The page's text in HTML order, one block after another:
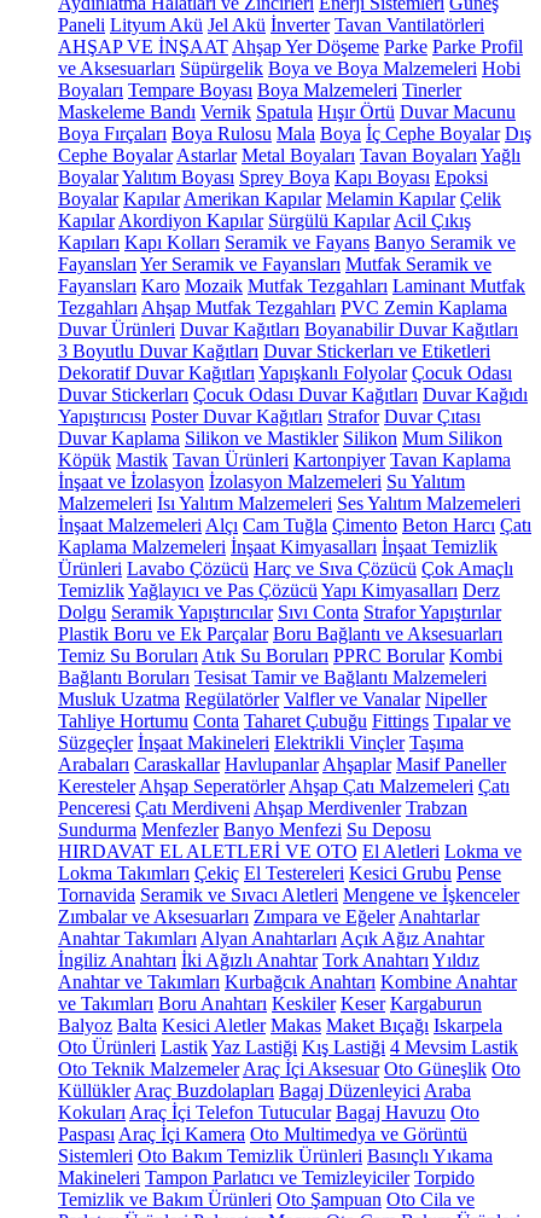
Paneli Lityum Akü Jel Akü İnverter Tavan Vantilatörleri
AHŞAP VE İNŞAAT Ahşap Yer Döşeme Parke Parke Profil
ve Aksesuarları Süpürgelik Boya ve Boya Malzemeleri Hobi
Boyaları Tempare Boyası Boya Malzemeleri Tinerler
Maskeleme Bandı Vernik Spatula Hışır Örtü Duvar Macunu
Boya Fırçaları Boya Rulosu Mala Boya İç Cephe Boyalar Dış
Cephe Boyalar Astarlar Metal Boyaları Tavan Boyaları Yağlı
BoyalarYalıtım Boyası Sprey Boya Kapı Boyası Epoksi
Boyalar Kapılar Amerikan Kapılar Melamin Kapılar Çelik
Kapılar Akordiyon Kapılar Sürgülü Kapılar Acil Çıkış
Kapıları Kapı Kolları Seramik ve Fayans Banyo Seramik ve
Fayansları Yer Seramik ve Fayansları Mutfak Seramik ve
Fayansları Karo Mozaik Mutfak Tezgahları Laminant Mutfak
Tezgahları Ahşap Mutfak Tezgahları PVC Zemin Kaplama
Duvar Ürünleri Duvar Kağıtları Boyanabilir Duvar Kağıtları
3 Boyutlu Duvar Kağıtları Duvar Stickerları ve Etiketleri
Dekoratif Duvar Kağıtları Yapışkanlı Folyolar Çocuk Odası
Duvar Stickerları Çocuk Odası Duvar Kağıtları Duvar Kağıdı
Yapıştırıcısı Poster Duvar Kağıtları Strafor Duvar Çıtası
Duvar Kaplama Silikon ve Mastikler Silikon Mum Silikon
Köpük Mastik Tavan Ürünleri Kartonpiyer Tavan Kaplama
İnşaat ve İzolasyon İzolasyon Malzemeleri Su Yalıtım
Malzemeleri Isı Yalıtım Malzemeleri Ses Yalıtım Malzemeleri
İnşaat Malzemeleri Alçı Cam Tuğla Çimento Beton Harcı Çatı
Kaplama Malzemeleri İnşaat Kimyasalları İnşaat Temizlik
Ürünleri Lavabo Çözücü Harç ve Sıva Çözücü Çok Amaçlı
TemizlikYağlayıcı ve Pas Çözücü Yapı Kimyasalları Derz
Dolgu Seramik Yapıştırıcılar Sıvı Conta Strafor Yapıştırılar
Plastik Boru ve Ek Parçalar Boru Bağlantı ve Aksesuarları
Temiz Su Boruları Atık Su Boruları PPRC Borular Kombi
Bağlantı Boruları Tesisat Tamir ve Bağlantı Malzemeleri
Musluk Uzatma Regülatörler Valfler ve Vanalar Nipeller
Tahliye Hortumu Conta Taharet Çubuğu Fittings Tıpalar ve
Süzgeçler İnşaat Makineleri Elektrikli Vinçler Taşıma
Arabaları Caraskallar Havlupanlar Ahşaplar Masif Paneller
Keresteler Ahşap Seperatörler Ahşap Çatı Malzemeleri Çatı
Penceresi Çatı Merdiveni Ahşap Merdivenler Trabzan
Sundurma Menfezler Banyo Menfezi Su Deposu
HIRDAVAT EL ALETLERİ VE OTO El Aletleri Lokma ve
Lokma Takımları Çekiç El Testereleri Kesici Grubu Pense
Tornavida Seramik ve Sıvacı Aletleri Mengene ve İşkenceler
Zımbalar ve Aksesuarları Zımpara ve Eğeler Anahtarlar
Anahtar Takımları Alyan Anahtarları Açık Ağız Anahtar
İngiliz Anahtarı İki Ağızlı Anahtar Tork Anahtarı Yıldız
Anahtar ve Takımları Kurbağcık Anahtarı Kombine Anahtar
ve Takımları Boru Anahtarı Keskiler Keser Kargaburun
Balyoz Balta Kesici Aletler Makas Maket Bıçağı Iskarpela
Oto Ürünleri LastikYaz Lastiği Kış Lastiği 4 Mevsim Lastik
Oto Teknik Malzemeler Araç İçi Aksesuar Oto Güneşlik Oto
Küllükler Araç Buzdolapları Bagaj Düzenleyici Araba
Kokuları Araç İçi Telefon Tutucular Bagaj Havuzu Oto
Paspası Araç İçi Kamera Oto Multimedya ve Görüntü
Sistemleri Oto Bakım Temizlik Ürünleri Basınçlı Yıkama
Makineleri Tampon Parlatıcı ve Temizleyiciler Torpido
Temizlik ve Bakım Ürünleri Oto Şampuan Oto Cila ve